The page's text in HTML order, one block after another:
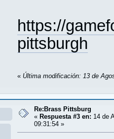
https://
pittsburgh
« Última modificación: 13 de
Re:Brass Pittsburg
« Respuesta #3 en: 14 de
09:31:54 »